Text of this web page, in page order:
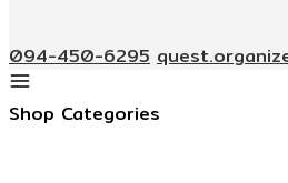
094-450-6295
Shop Categories